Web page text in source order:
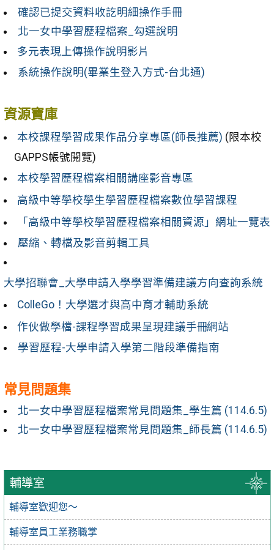
輔導室
輔導室歡迎您～
輔導室員工業務職掌
確認已提交資料收訖明細操作手冊
北一女中學習歷程檔案_勾選說明
多元表現上傳操作說明影片
系統操作說明(畢業生登入方式-台北通)
資源寶庫
本校課程學習成果作品分享專區(師長推薦) (限本校
GAPPS帳號閱覽)
本校學習歷程檔案相關講座影音專區
高級中等學校學生學習歷程檔案數位學習課程
「高級中等學校學習歷程檔案相關資源」網址一覽表
壓縮、轉檔及影音剪輯工具
大學招聯會_大學申請入學學習準備建議方向查詢系統
ColleGo！大學選才與高中育才輔助系統
作伙做學檔-課程學習成果呈現建議手冊網站
學習歷程-大學申請入學第二階段準備指南
常見問題集
北一女中學習歷程檔案常見問題集_學生篇 (114.6.5)
北一女中學習歷程檔案常見問題集_師長篇 (114.6.5)